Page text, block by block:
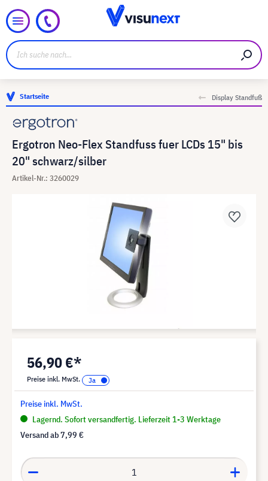
Startseite Display Standfuß
Ergotron Neo-Flex Standfuss fuer LCDs 15" bis
20" schwarz/silber
Artikel-Nr.: 3260029
56,90 €*
Preise inkl. MwSt.
Preise inkl. MwSt.
Lagernd. Sofort versandfertig. Lieferzeit 1-3 Werktage
Versand ab7,99 €